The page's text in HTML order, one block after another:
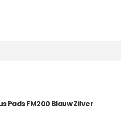
Pads FM200 Blauw Zilver